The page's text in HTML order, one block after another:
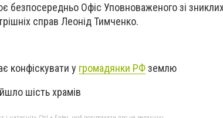
безпосередньо Офіс Уповноваженого зі
справ Леонід Тимченко.
конфіскувати у громадянки РФземлю
шість храмів